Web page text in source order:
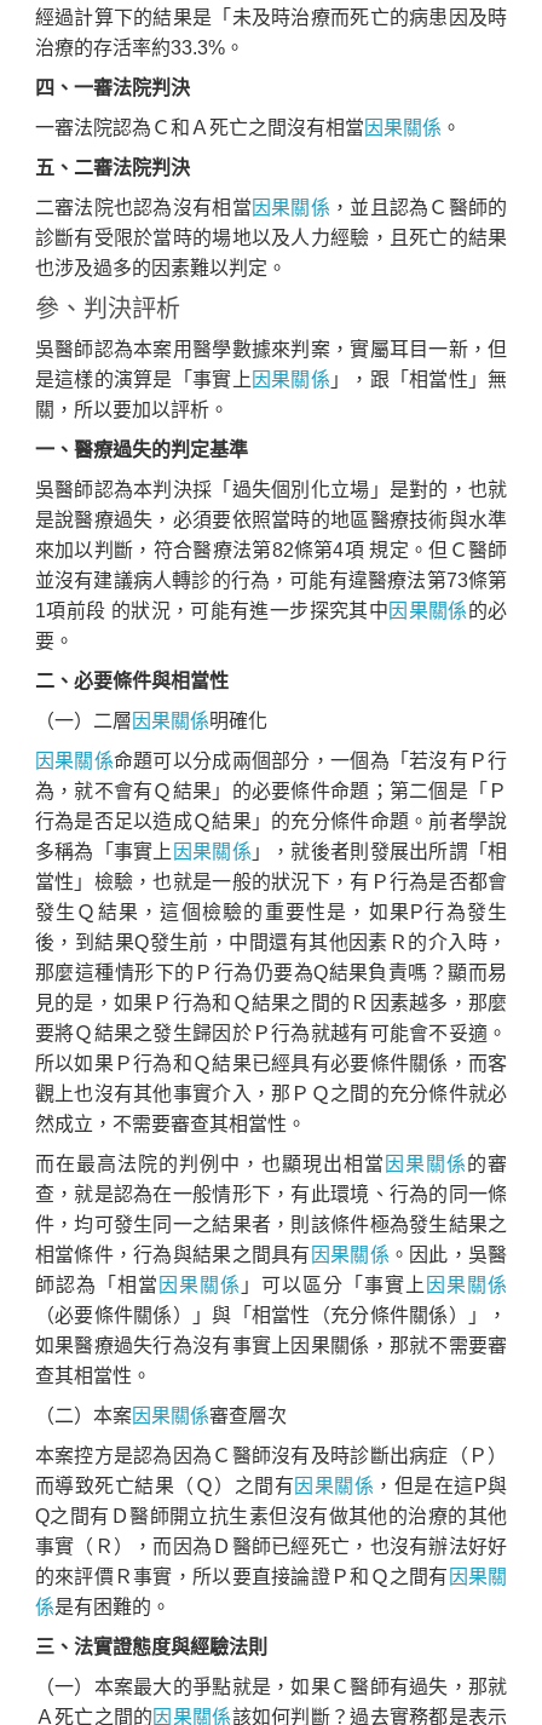
經過計算下的結果是「未及時治療而死亡的病患因及時
治療的存活率約33.3%。
四、一審法院判決
一審法院認為Ｃ和Ａ死亡之間沒有相當 因果關係 。
五、二審法院判決
二審法院也認為沒有相當 因果關係 ，並且認為Ｃ醫師的
診斷有受限於當時的場地以及人力經驗，且死亡的結果
也涉及過多的因素難以判定。
參、判決評析
吳醫師認為本案用醫學數據來判案，實屬耳目一新，但
是這樣的演算是「事實上 因果關係 」，跟「相當性」無
關，所以要加以評析。
一、醫療過失的判定基準
吳醫師認為本判決採「過失個別化立場」是對的，也就
是說醫療過失，必須要依照當時的地區醫療技術與水準
來加以判斷，符合醫療法第82條第4項 規定。但Ｃ醫師
並沒有建議病人轉診的行為，可能有違醫療法第73條第
1項前段 的狀況，可能有進一步探究其中 因果關係的必
要。
二、必要條件與相當性
（一）二層 因果關係明確化
因果關係命題可以分成兩個部分，一個為「若沒有Ｐ行
為，就不會有Ｑ結果」的必要條件命題；第二個是「Ｐ
行為是否足以造成Ｑ結果」的充分條件命題。前者學說
多稱為「事實上 因果關係 」，就後者則發展出所謂「相
當性」檢驗，也就是一般的狀況下，有Ｐ行為是否都會
發生Ｑ結果，這個檢驗的重要性是，如果P行為發生
後，到結果Q發生前，中間還有其他因素Ｒ的介入時，
那麼這種情形下的Ｐ行為仍要為Q結果負責嗎？顯而易
見的是，如果Ｐ行為和Ｑ結果之間的Ｒ因素越多，那麼
要將Ｑ結果之發生歸因於Ｐ行為就越有可能會不妥適。
所以如果Ｐ行為和Ｑ結果已經具有必要條件關係，而客
觀上也沒有其他事實介入，那ＰＱ之間的充分條件就必
然成立，不需要審查其相當性。
而在最高法院的判例中，也顯現出相當 因果關係的審
查，就是認為在一般情形下，有此環境、行為的同一條
件，均可發生同一之結果者，則該條件極為發生結果之
相當條件，行為與結果之間具有 因果關係 。因此，吳醫
師認為「相當 因果關係 」可以區分「事實上 因果關係
（必要條件關係）」與「相當性（充分條件關係）」，
如果醫療過失行為沒有事實上因果關係，那就不需要審
查其相當性。
（二）本案因果關係審查層次
本案控方是認為因為Ｃ醫師沒有及時診斷出病症（Ｐ）
而導致死亡結果（Ｑ）之間有 因果關係 ，但是在這P與
Q之間有Ｄ醫師開立抗生素但沒有做其他的治療的其他
事實（Ｒ），而因為Ｄ醫師已經死亡，也沒有辦法好好
的來評價Ｒ事實，所以要直接論證Ｐ和Ｑ之間有 因果關
係是有困難的。
三、法實證態度與經驗法則
（一）本案最大的爭點就是，如果Ｃ醫師有過失，那就
Ａ死亡之間的 因果關係該如何判斷？過去實務都是表示